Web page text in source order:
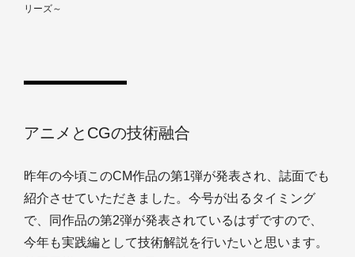
リーズ～
アニメとCGの技術融合
昨年の今頃このCM作品の第1弾が発表され、誌面でも
紹介させていただきました。今号が出るタイミング
で、同作品の第2弾が発表されているはずですので、
今年も実践編として技術解説を行いたいと思います。